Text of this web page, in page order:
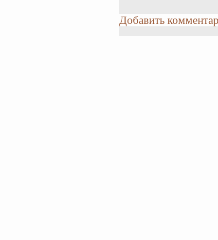
Добавить